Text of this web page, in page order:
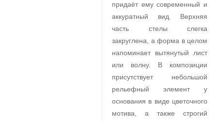
придаёт ему современный и
аккуратный вид. Верхняя
часть стелы слегка
закруглена, а форма в целом
напоминает вытянутый лист
или волну. В композиции
присутствует небольшой
рельефный элемент у
основания в виде цветочного
мотива, а также строгий